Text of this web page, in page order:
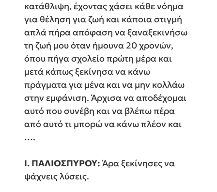
κατάθλιψη, έχοντας χάσει κάθε νόημα
για θέληση για ζωή και κάποια στιγμή
απλά πήρα απόφαση να ξαναξεκινήσω
τη ζωή μου όταν ήμουνα 20 χρονών,
όπου πήγα σχολείο πρώτη μέρα και
μετά κάπως ξεκίνησα να κάνω
πράγματα για μένα και να μην κολλάω
στην εμφάνιση. Άρχισα να αποδέχομαι
αυτό που συνέβη και να βλέπω πέρα
από αυτό τι μπορώ να κάνω πλέον και
….
Ι. ΠΑΛΙΟΣΠΥΡΟΥ: Άρα ξεκίνησες να
ψάχνεις λύσεις.